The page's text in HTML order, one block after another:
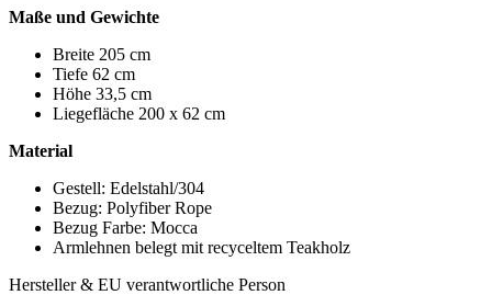
Maße und Gewichte
Breite 205 cm
Tiefe 62 cm
Höhe 33,5 cm
Liegefläche 200 x 62 cm
Material
Gestell: Edelstahl/304
Bezug: Polyfiber Rope
Bezug Farbe: Mocca
Armlehnen belegt mit recyceltem Teakholz
Hersteller & EU verantwortliche Person